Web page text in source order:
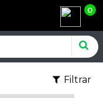
0
Filtrar